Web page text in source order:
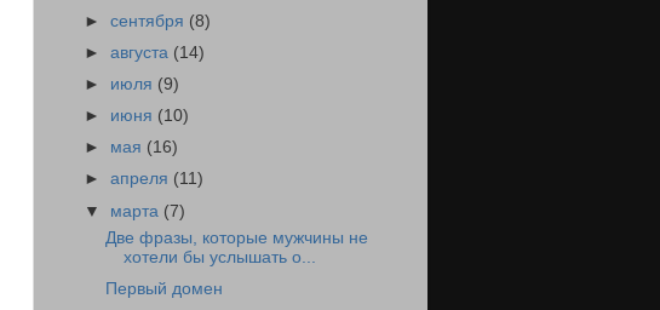
►сентября (8)
►августа (14)
► июля (9)
► июня (10)
► мая (16)
►апреля (11)
▼ марта (7)
Две фразы, которые мужчины не
хотели бы услышать о...
Первый домен